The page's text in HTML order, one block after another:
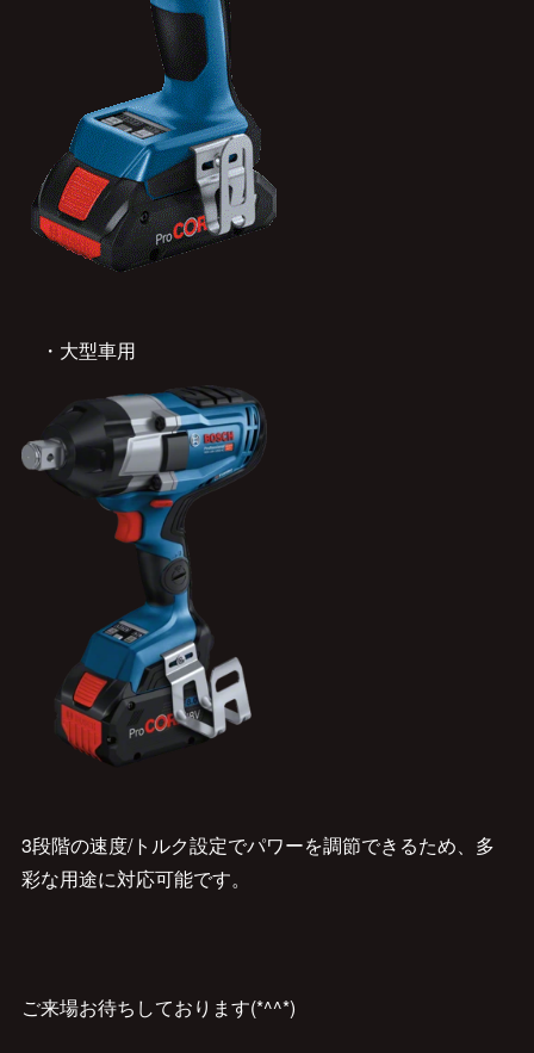
・大型車用
3段階の速度/トルク設定でパワーを調節できるため、多
彩な用途に対応可能です。
ご来場お待ちしております(*^^*)